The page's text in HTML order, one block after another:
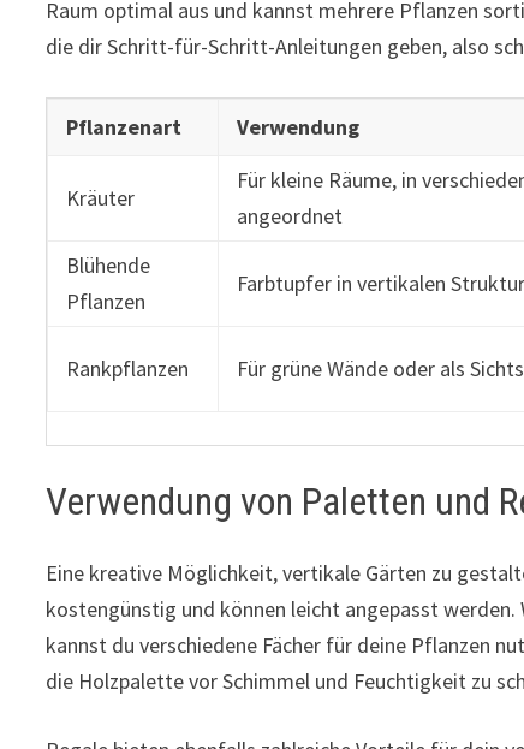
Raum optimal aus und kannst mehrere Pflanzen
die dir Schritt-für-Schritt-Anleitungen geben, also
Pflanzenart Verwendung
Kräuter
Für kleine Räume, in
angeordnet
Blühende
Pflanzen
Farbtupfer in vertikalen
Rankpflanzen Für grüne Wände oder als
Verwendung von Paletten und
Eine kreative Möglichkeit, vertikale Gärten zu
kostengünstig und können leicht angepasst
kannst du verschiedene Fächer für deine Pflanzen
die Holzpalette vor Schimmel und Feuchtigkeit zu